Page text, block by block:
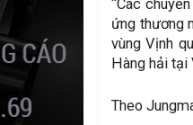
“Các
ứng thương
vùng Vịnh
Hàng hải tại
Theo